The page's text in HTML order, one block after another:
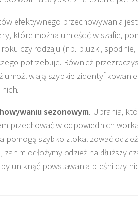
efektywnego przechowywania
które można umieścić w szafie,
czy rodzaju (np. bluzki,
potrzebuje. Również
umożliwiają szybkie
sezonowym. Ubrania,
przechować w odpowiednich
pomogą szybko zlokalizować
odłożymy odzież na dłuższy
uniknąć powstawania pleśni czy